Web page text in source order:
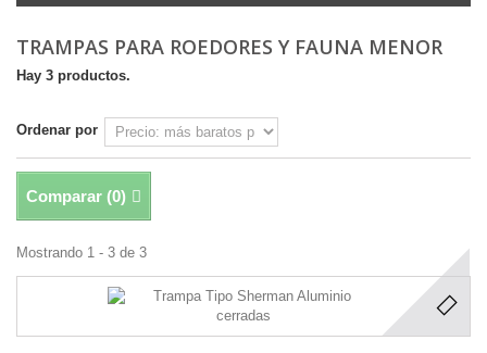
TRAMPAS PARA ROEDORES Y FAUNA MENOR
Hay 3 productos.
Ordenar por
Comparar (0)
Mostrando 1 - 3 de 3